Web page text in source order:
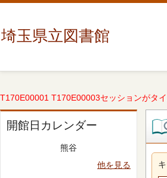
埼玉県立図書館
T170E00001 T170E00003セッションがタ
開館日カレンダー
熊谷
他を見る